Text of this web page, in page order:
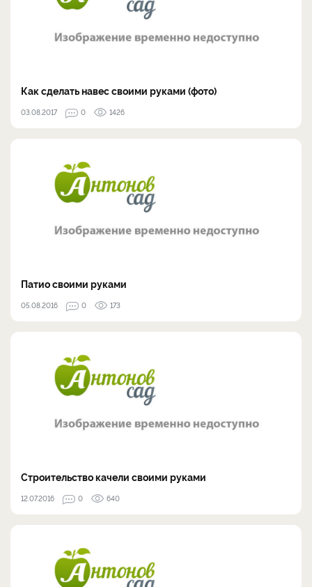
Как сделать навес своими руками (фото)
03.08.2017 0 1426
Патио своими руками
05.08.2016 0 173
Строительство качели своими руками
12.07.2016 0 640